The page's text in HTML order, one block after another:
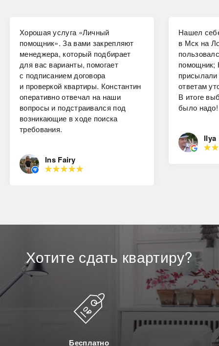
Хорошая услуга «Личный
помощник». За вами закрепляют
менеджера, который подбирает
для вас варианты, помогает
с подписанием договора
и проверкой квартиры. Константин
оперативно отвечал на наши
вопросы и подстраивался под
возникающие в ходе поиска
требования.
Ins Fairy
Нашел
в Мск на
помощник;
ответам
В итоге
было надо!
Ilya
Хотите сдать квартиру?
Бесплатно